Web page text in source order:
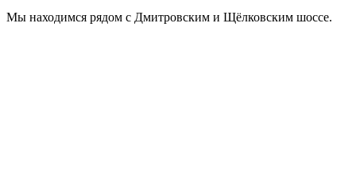
Мы находимся рядом с Дмитровским и Щёлковским шоссе.